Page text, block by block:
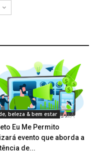
beleza & bem estar
Eu Me Permito
evento que aborda a
de...